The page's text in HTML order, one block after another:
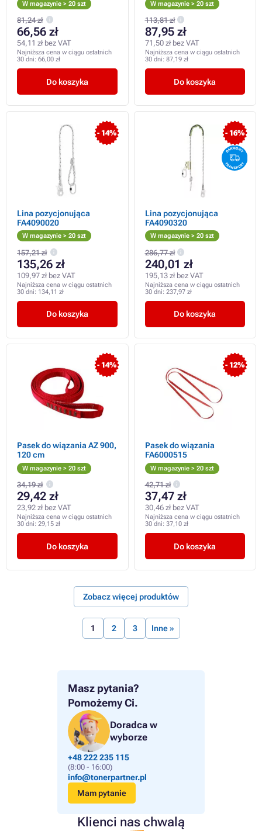
Masz pytania?
Pomożemy Ci.
Doradca w
wyborze
+48 222 235 115
(8:00 - 16:00)
info@tonerpartner.pl
Mam pytanie
Klienci nas chwalą
W magazynie > 20 szt
81,24 zł
66,56 zł
54,11 zł bez VAT
Najniższa cena w ciągu ostatnich
30 dni: 66,00 zł
Do koszyka
W magazynie > 20 szt
113,81 zł
87,95 zł
71,50 zł bez VAT
Najniższa cena w ciągu ostatnich
30 dni: 87,19 zł
Do koszyka
- 14%
Lina pozycjonująca
FA4090020
W magazynie > 20 szt
157,21 zł
135,26 zł
109,97 zł bez VAT
Najniższa cena w ciągu ostatnich
30 dni: 134,11 zł
Do koszyka
- 16%
Lina pozycjonująca
FA4090320
W magazynie > 20 szt
286,77 zł
240,01 zł
195,13 zł bez VAT
Najniższa cena w ciągu ostatnich
30 dni: 237,97 zł
Do koszyka
- 14%
Pasek do wiązania AZ 900,
120 cm
W magazynie > 20 szt
34,19 zł
29,42 zł
23,92 zł bez VAT
Najniższa cena w ciągu ostatnich
30 dni: 29,15 zł
Do koszyka
- 12%
Pasek do wiązania
FA6000515
W magazynie > 20 szt
42,71 zł
37,47 zł
30,46 zł bez VAT
Najniższa cena w ciągu ostatnich
30 dni: 37,10 zł
Do koszyka
Zobacz więcej produktów
1 2 3 Inne »